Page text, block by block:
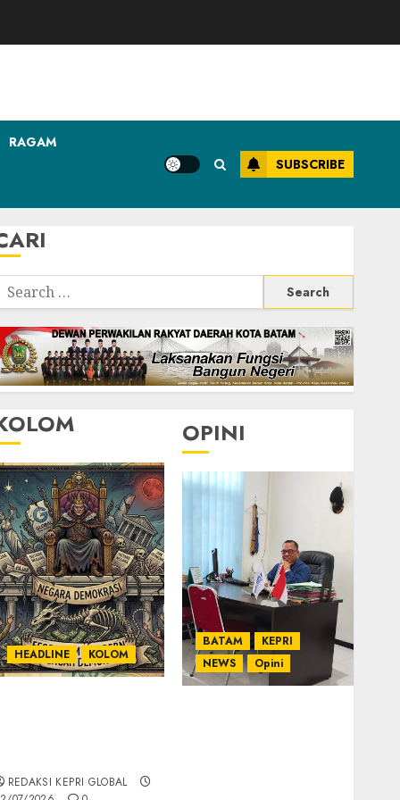
RAGAM
SUBSCRIBE
Search
HEADLINE KOLOM
REDAKSI KEPRI GLOBAL
OPINI
BATAM
KEPRI
NEWS
Opini